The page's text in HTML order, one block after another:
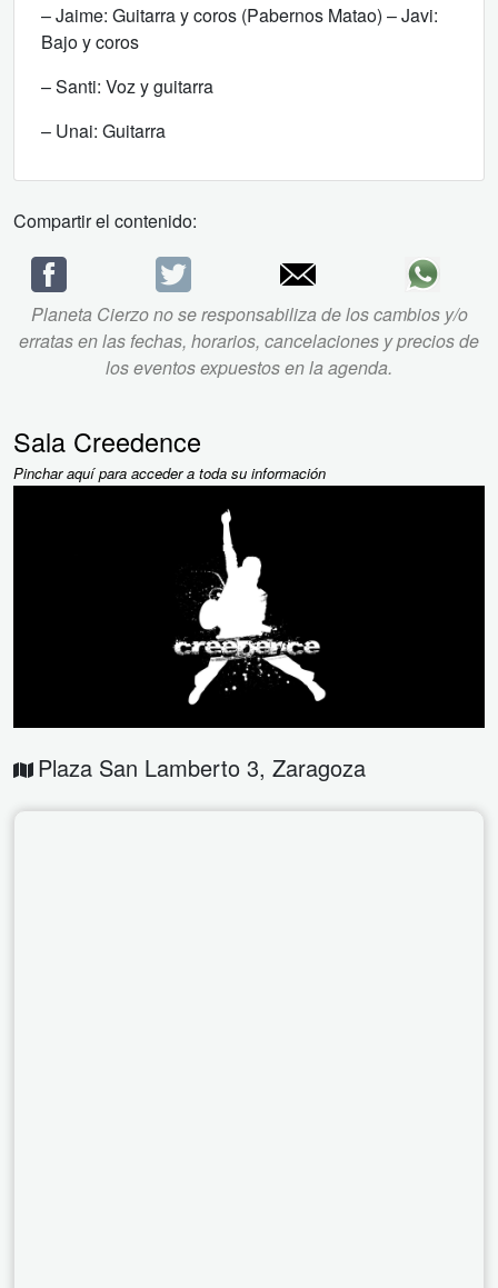
– Jaime: Guitarra y coros (Pabernos Matao) – Javi:
Bajo y coros
– Santi: Voz y guitarra
– Unai: Guitarra
Compartir el contenido:
Planeta Cierzo no se responsabiliza de los cambios y/o
erratas en las fechas, horarios, cancelaciones y precios de
los eventos expuestos en la agenda.
Sala Creedence
Pinchar aquí para acceder a toda su información
Plaza San Lamberto 3, Zaragoza